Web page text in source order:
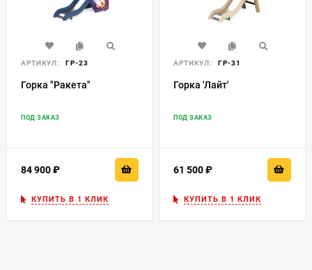
АРТИКУЛ: ГР-23
Горка "Ракета"
ПОД ЗАКАЗ
84 900
КУПИТЬ В 1 КЛИК
АРТИКУЛ: ГР-31
Горка 'Лайт'
ПОД ЗАКАЗ
61 500
КУПИТЬ В 1 КЛИК